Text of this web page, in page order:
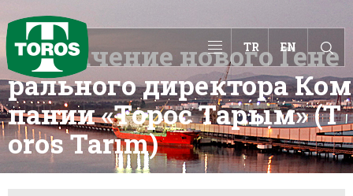
Toggle
navigation
TR EN
Назначение нового Гене
рального директора Ком
пании «Торос Тарым» (T
oros Tarım)